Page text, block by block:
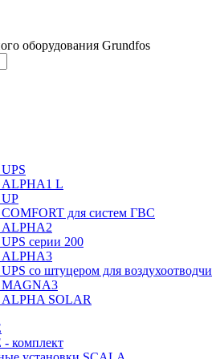
оборудования Grundfos
ALPHA1 L
для систем ГВС
ALPHA2
серии 200
ALPHA3
со штуцером для
MAGNA3
SOLAR
комплект